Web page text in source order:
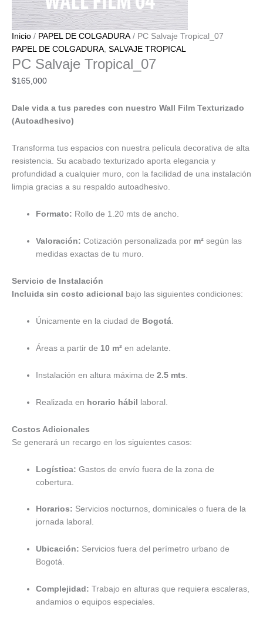
Inicio / PAPEL DE COLGADURA / PC Salvaje Tropical_07
PAPEL DE COLGADURA SALVAJE TROPICAL
PC Salvaje Tropical_07
$165,000
Dale vida a tus paredes con nuestro Wall Film Texturizado
(Autoadhesivo)
Transforma tus espacios con nuestra película decorativa de alta
resistencia. Su acabado texturizado aporta elegancia y
profundidad a cualquier muro, con la facilidad de una instalación
limpia gracias a su respaldo autoadhesivo.
Formato: Rollo de 1.20 mts de ancho.
Valoración: Cotización personalizada por m² según las
medidas exactas de tu muro.
Servicio de Instalación
Incluida sin costo adicional
bajo las siguientes condiciones:
Únicamente en la ciudad de Bogotá
Áreas a partir de 10 m² en adelante.
Instalación en altura máxima de2.5 mts
Realizada en horario hábil laboral.
Costos Adicionales
Se generará un recargo en los siguientes casos:
Logística: Gastos de envío fuera de la zona de
cobertura.
Horarios: Servicios nocturnos, dominicales o fuera de la
jornada laboral.
Ubicación: Servicios fuera del perímetro urbano de
Bogotá.
Complejidad: Trabajo en alturas que requiera escaleras,
andamios o equipos especiales.